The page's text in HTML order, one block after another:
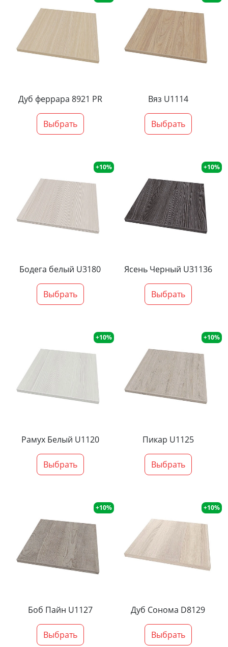
Дуб феррара 8921 PR
Выбрать
Вяз U1114
Выбрать
+10%
Бодега белый U3180
Выбрать
+10%
Ясень Черный U31136
Выбрать
+10%
Рамух Белый U1120
Выбрать
+10%
Пикар U1125
Выбрать
+10%
Боб Пайн U1127
Выбрать
+10%
Дуб Сонома D8129
Выбрать